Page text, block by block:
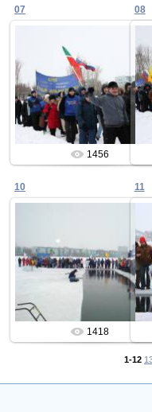
07
25.02.2013
Admin
1456
08
10
25.02.2013
Admin
1418
11
1-12